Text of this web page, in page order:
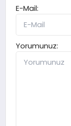
E-Mail:
Yorumunuz: